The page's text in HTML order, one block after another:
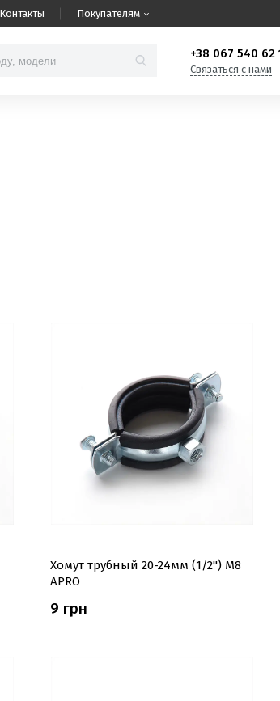
Контакты Покупателям
+38 067 540 62
Связаться с нами
Хомут трубный 20-24мм (1/2'') М8
APRO
9 грн